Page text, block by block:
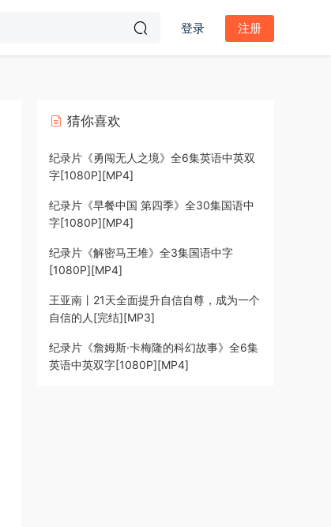
登录 注册
猜你喜欢
纪录片《勇闯无人之境》全6集英语中英双
字[1080P][MP4]
纪录片《早餐中国 第四季》全30集国语中
字[1080P][MP4]
纪录片《解密马王堆》全3集国语中字
[1080P][MP4]
王亚南丨21天全面提升自信自尊，成为一个
自信的人[完结][MP3]
纪录片《詹姆斯·卡梅隆的科幻故事》全6集
英语中英双字[1080P][MP4]